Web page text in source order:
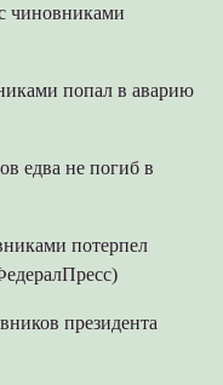
чиновниками
попал в аварию
едва не погиб в
потерпел
президента